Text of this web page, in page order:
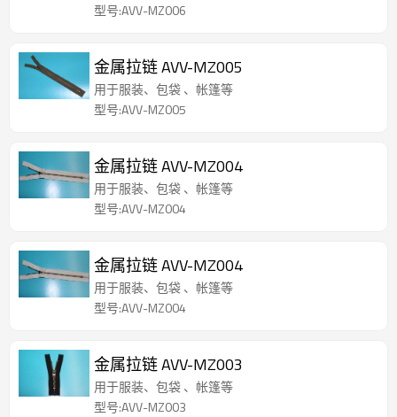
型号:AVV-MZ006
金属拉链 AVV-MZ005
用于服装、包袋 、帐篷等
型号:AVV-MZ005
金属拉链 AVV-MZ004
用于服装、包袋 、帐篷等
型号:AVV-MZ004
金属拉链 AVV-MZ004
用于服装、包袋 、帐篷等
型号:AVV-MZ004
金属拉链 AVV-MZ003
用于服装、包袋 、帐篷等
型号:AVV-MZ003